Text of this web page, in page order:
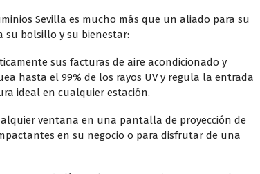
Sevilla es mucho más que un aliado para su
su bolsillo y su bienestar:
sus facturas de aire acondicionado y
hasta el 99% de los rayos UV y regula la entrada
ideal en cualquier estación.
ventana en una pantalla de proyección de
en su negocio o para disfrutar de una